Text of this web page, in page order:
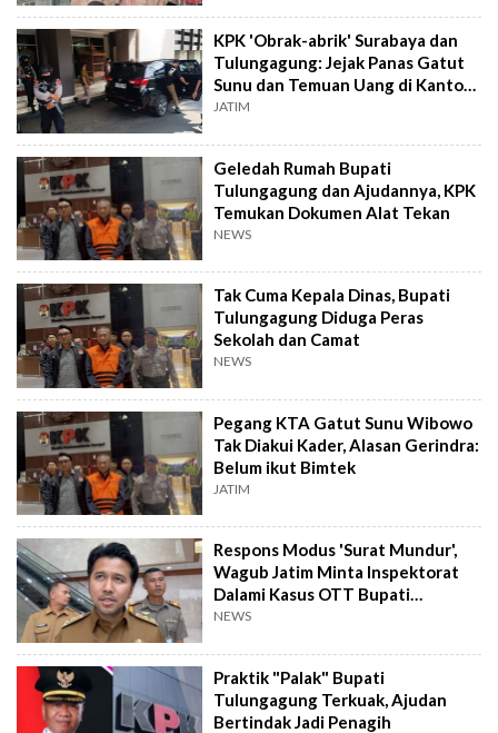
KPK 'Obrak-abrik' Surabaya dan
Tulungagung: Jejak Panas Gatut
Sunu dan Temuan Uang di Kantor
Setda
JATIM
Geledah Rumah Bupati
Tulungagung dan Ajudannya, KPK
Temukan Dokumen Alat Tekan
NEWS
Tak Cuma Kepala Dinas, Bupati
Tulungagung Diduga Peras
Sekolah dan Camat
NEWS
Pegang KTA Gatut Sunu Wibowo
Tak Diakui Kader, Alasan Gerindra:
Belum ikut Bimtek
JATIM
Respons Modus 'Surat Mundur',
Wagub Jatim Minta Inspektorat
Dalami Kasus OTT Bupati
Tulungagung
NEWS
Praktik "Palak" Bupati
Tulungagung Terkuak, Ajudan
Bertindak Jadi Penagih